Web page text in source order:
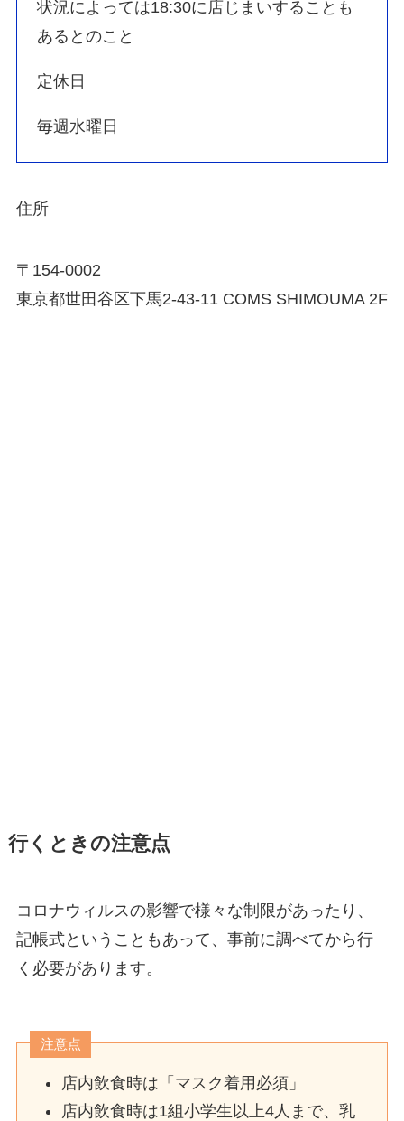
状況によっては18:30に店じまいすることも
あるとのこと
定休日
毎週水曜日
住所
〒154-0002
東京都世田谷区下馬2-43-11 COMS SHIMOUMA 2F
行くときの注意点
コロナウィルスの影響で様々な制限があったり、
記帳式ということもあって、事前に調べてから行
く必要があります。
注意点
店内飲食時は「マスク着用必須」
店内飲食時は1組小学生以上4人まで、乳